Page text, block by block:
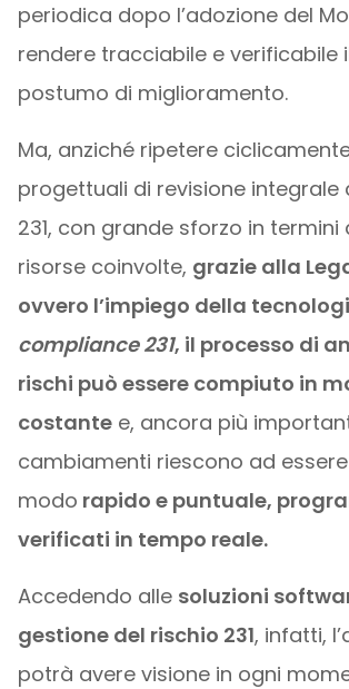
periodica dopo l’adozione del
rendere tracciabile e verificabile
postumo di miglioramento.
Ma, anziché ripetere
progettuali di revisione integrale
231, con grande sforzo in termini
risorse coinvolte, grazie alla
ovvero l’impiego della
compliance 231, il processo di
rischi può essere compiuto in
costantee, ancora più
cambiamenti riescono ad
modo rapido e puntuale,
verificati in tempo reale.
Accedendo alle soluzioni
gestione del rischio 231, infatti,
potrà avere visione in ogni